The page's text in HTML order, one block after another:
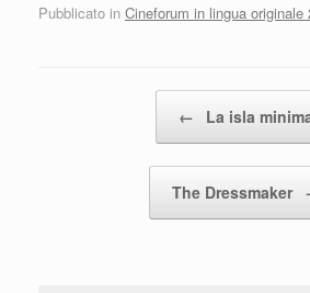
Pubblicato in Cineforum in lingua originale
← La isla
The Dressmaker